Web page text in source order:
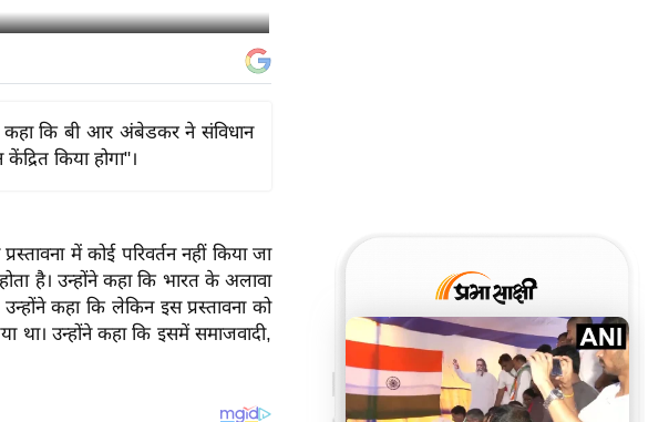
कहा कि बी आर अंबेडकर ने संविधान
किया होगा"।
में कोई परिवर्तन नहीं किया जा
है। उन्होंने कहा कि भारत के अलावा
कहा कि लेकिन इस प्रस्तावना को
था। उन्होंने कहा कि इसमें समाजवादी,